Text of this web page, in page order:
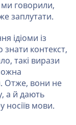
говорили,
заплутати.
ідіоми із
контекст,
такі вирази
Отже, вони не
а й дають
носіїв мови.